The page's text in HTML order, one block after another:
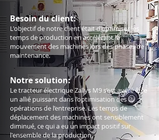
Besoin du client:
L'objectif de notre client était d'optimiser les
temps de production en accélérant le
mouvement des machines lors des phases de
maintenance.
Notre solution:
Le tracteur électrique Zallys M9 s’est avéré être
un allié puissant dans l’optimisation des
opérations de l’entreprise. Les temps de
déplacement des machines ont sensiblement
diminué, ce qui a eu un impact positif sur
l'ensemble de la production.